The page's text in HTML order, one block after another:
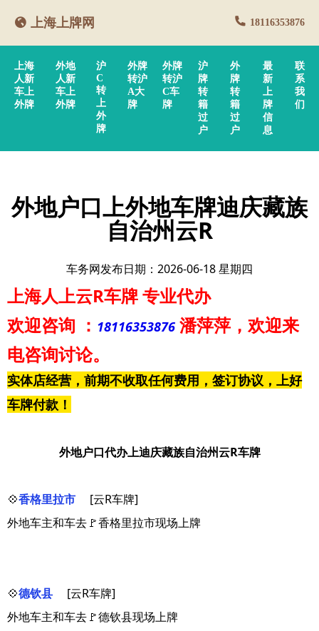
上海上牌网 18116353876
上海
人新
车上
外牌
外地
人新
车上
外牌
沪
C
转
上
外
牌
外牌
转沪
A大
牌
外牌
转沪
C车
牌
沪
牌
转
籍
过
户
外
牌
转
籍
过
户
最
新
上
牌
信
息
联
系
我
们
外地户口上外地车牌迪庆藏族
自治州云R
车务网发布日期：2026-06-18 星期四
上海人上云R车牌专业代办
欢迎咨询 ： 18116353876 潘萍萍 ，欢迎来
电咨询讨论。
实体店经营，前期不收取任何费用，签订协议，上好
车牌付款！
外地户口代办上迪庆藏族自治州云R车牌
💠香格里拉市
[云R车牌]
外地车主和车去🚩香格里拉市现场上牌
💠德钦县
[云R车牌]
外地车主和车去🚩德钦县现场上牌